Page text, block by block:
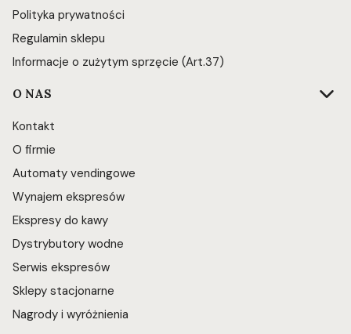
Polityka prywatności
Regulamin sklepu
Informacje o zużytym sprzęcie (Art.37)
O NAS
Kontakt
O firmie
Automaty vendingowe
Wynajem ekspresów
Ekspresy do kawy
Dystrybutory wodne
Serwis ekspresów
Sklepy stacjonarne
Nagrody i wyróżnienia